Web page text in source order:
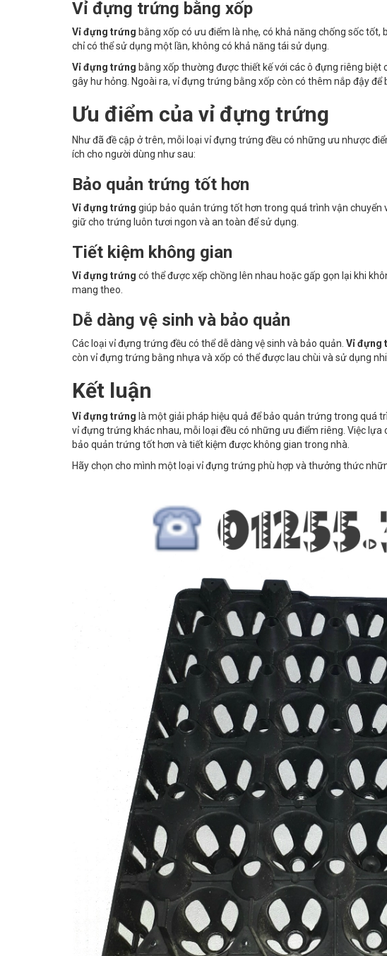
Vỉ đựng trứng bằng xốp
Vỉ đựng trứng bằng xốp có ưu điểm là nhẹ, có khả năng chống sốc
chỉ có thể sử dụng một lần, không có khả năng tái sử dụng.
Vỉ đựng trứng bằng xốp thường được thiết kế với các ô đựng riêng
gây hư hỏng. Ngoài ra, vỉ đựng trứng bằng xốp còn có thêm nắp đậy để
Ưu điểm của vỉ đựng trứng
Như đã đề cập ở trên, mỗi loại vỉ đựng trứng đều có những ưu nhược
ích cho người dùng như sau:
Bảo quản trứng tốt hơn
Vỉ đựng trứng giúp bảo quản trứng tốt hơn trong quá trình vận chuyển
giữ cho trứng luôn tươi ngon và an toàn để sử dụng.
Tiết kiệm không gian
Vỉ đựng trứng có thể được xếp chồng lên nhau hoặc gấp gọn lại khi
mang theo.
Dễ dàng vệ sinh và bảo quản
Các loại vỉ đựng trứng đều có thể dễ dàng vệ sinh và bảo quản. Vỉ đựng
còn vỉ đựng trứng bằng nhựa và xốp có thể được lau chùi và sử dụng
Kết luận
Vỉ đựng trứng là một giải pháp hiệu quả để bảo quản trứng trong quá
vỉ đựng trứng khác nhau, mỗi loại đều có những ưu điểm riêng. Việc
bảo quản trứng tốt hơn và tiết kiệm được không gian trong nhà.
Hãy chọn cho mình một loại vỉ đựng trứng phù hợp và thưởng thức